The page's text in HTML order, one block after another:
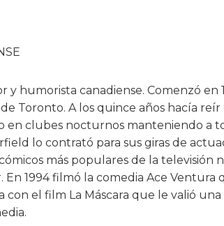
y humorista canadiense. Comenzó en
Toronto. A los quince años hacía
en clubes nocturnos manteniendo a
lo contrató para sus giras de
más populares de la televisión
En 1994 filmó la comedia Ace Ventura
con el film La Máscara que le valió